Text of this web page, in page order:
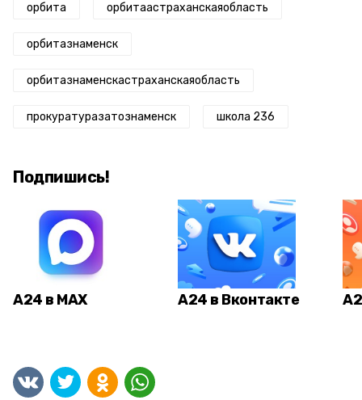
орбита орбитаастраханскаяобласть
орбитазнаменск
орбитазнаменскастраханскаяобласть
прокуратуразатознаменск школа 236
Подпишись!
А24 в MAX А24 в Вконтакте